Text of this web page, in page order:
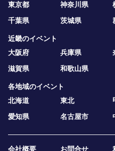
東京都
神奈川県
千葉県
茨城県
近畿のイベント
大阪府
兵庫県
滋賀県
和歌山県
各地域のイベント
北海道
東北
愛知県
名古屋市
会社概要 お問合せ